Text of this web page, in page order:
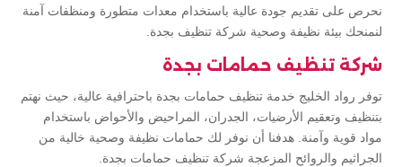
نحرص على تقديم جودة عالية باستخدام معدات متطورة ومنظفات آمنة
لنمنحك بيئة نظيفة وصحية شركة تنظيف بجدة.
شركة تنظيف حمامات بجدة
توفر رواد الخليج خدمة تنظيف حمامات بجدة باحترافية عالية، حيث نهتم
بتنظيف وتعقيم الأرضيات، الجدران، المراحيض والأحواض باستخدام
مواد قوية وآمنة. هدفنا أن نوفر لك حمامات نظيفة وصحية خالية من
الجراثيم والروائح المزعجة شركة تنظيف حمامات بجدة.